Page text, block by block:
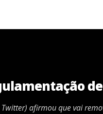
afirmou que vai